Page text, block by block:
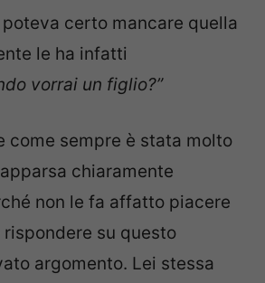
certo mancare quella
le ha infatti
vorrai un figlio?”
come sempre è stata molto
chiaramente
non le fa affatto piacere
su questo
argomento. Lei stessa